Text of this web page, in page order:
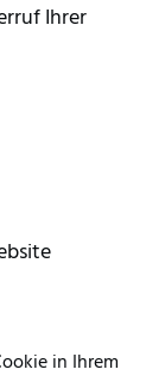
Ihrer
in Ihrem